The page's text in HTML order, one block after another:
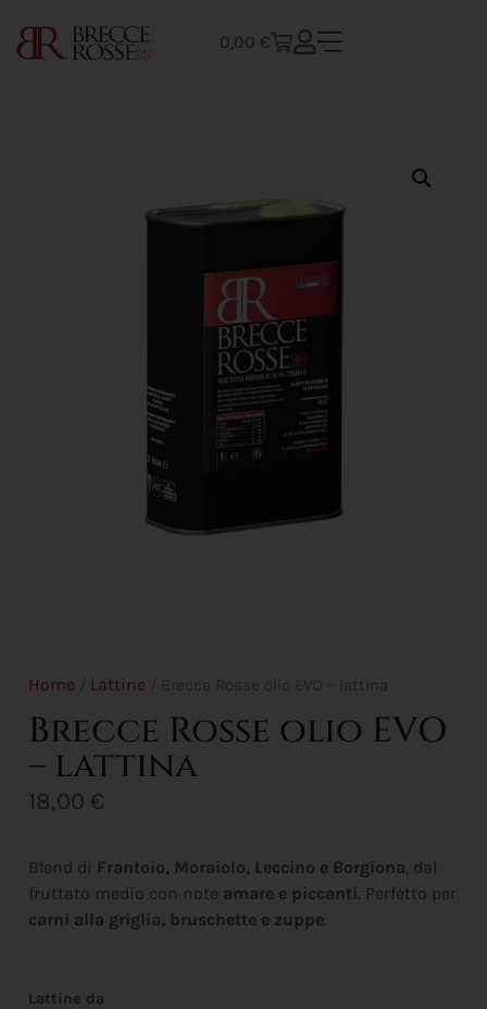
0,00 €
Home / Lattine / Brecce Rosse olio EVO – lattina
Brecce Rosse olio EVO
– lattina
18,00 €
Blend di Frantoio, Moraiolo, Leccino e Borgiona, dal
fruttato medio con note amare e piccanti. Perfetto per
carni alla griglia, bruschette e zuppe.
Lattine da